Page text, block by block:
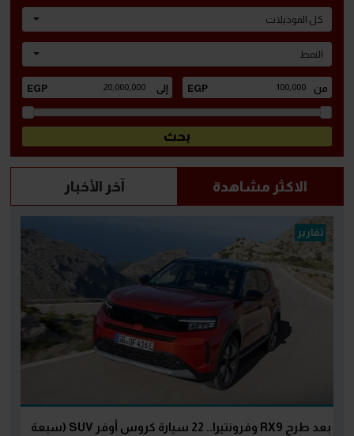
كل الموديلات
النمط
الاكثر مشاهدة آخر الأخبار
تقارير
بعد طرح RX9 وفرونتيرا.. 22 سيارة كروس أوفر SUV (سبعة